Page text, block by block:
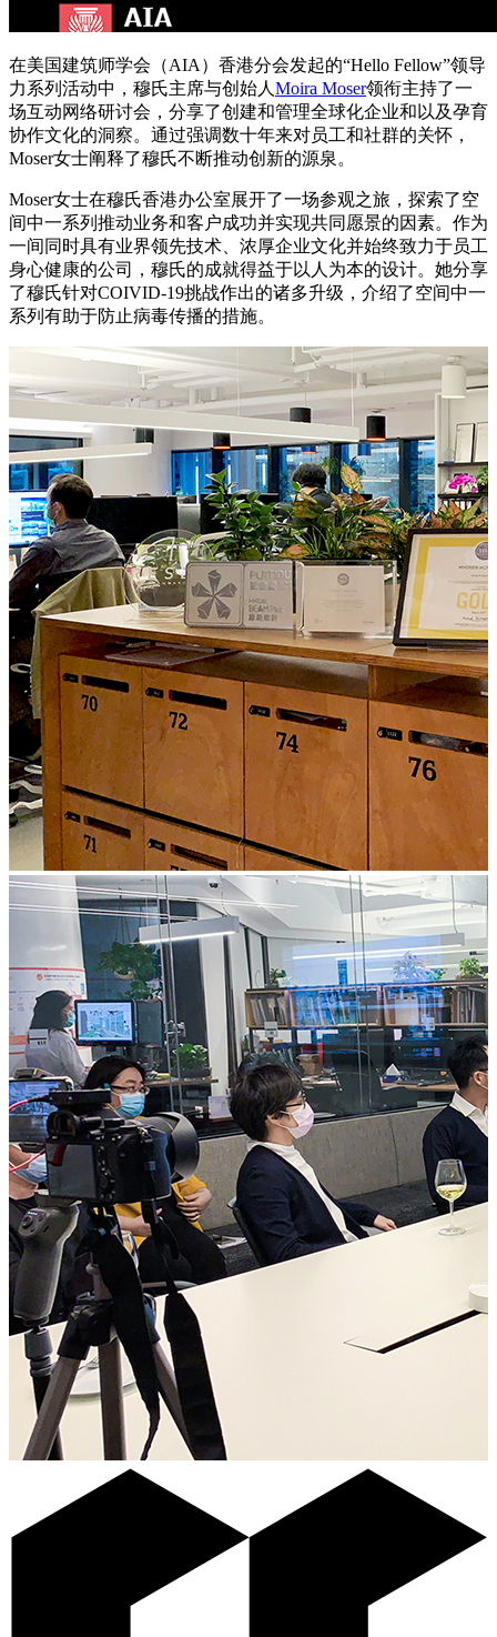
在美国建筑师学会（AIA ）香港分会发起的“Hello Fellow”领导
力系列活动中，穆氏主席与创始人 Moira Moser领衔主持了一
场互动网络研讨会，分享了创建和管理全球化企业和以及孕育
协作文化的洞察。通过强调数十年来对员工和社群的关怀，
Moser女士阐释了穆氏不断推动创新的源泉。
Moser女士在穆氏香港办公室展开了一场参观之旅，探索了空
间中一系列推动业务和客户成功并实现共同愿景的因素。作为
一间同时具有业界领先技术、浓厚企业文化并始终致力于员工
身心健康的公司，穆氏的成就得益于以人为本的设计。她分享
了穆氏针对COIVID-19挑战作出的诸多升级，介绍了空间中一
系列有助于防止病毒传播的措施。